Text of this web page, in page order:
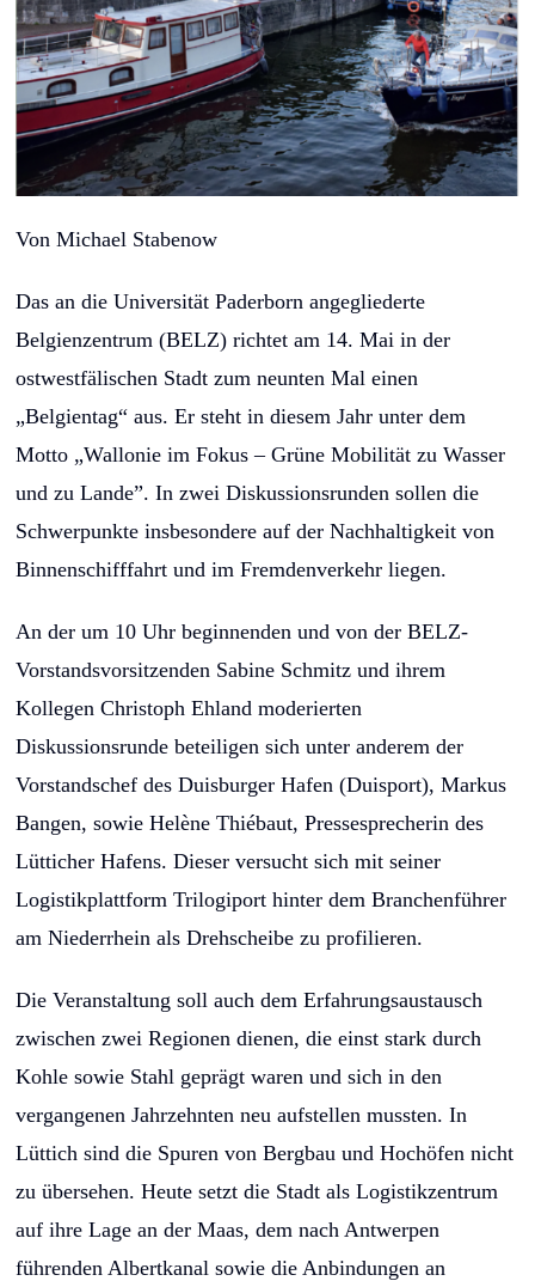
Von Michael Stabenow
Das an die Universität Paderborn angegliederte
Belgienzentrum (BELZ) richtet am 14. Mai in der
ostwestfälischen Stadt zum neunten Mal einen
„Belgientag“ aus. Er steht in diesem Jahr unter dem
Motto „Wallonie im Fokus – Grüne Mobilität zu Wasser
und zu Lande”. In zwei Diskussionsrunden sollen die
Schwerpunkte insbesondere auf der Nachhaltigkeit von
Binnenschifffahrt und im Fremdenverkehr liegen.
An der um 10 Uhr beginnenden und von der BELZ-
Vorstandsvorsitzenden Sabine Schmitz und ihrem
Kollegen Christoph Ehland moderierten
Diskussionsrunde beteiligen sich unter anderem der
Vorstandschef des Duisburger Hafen (Duisport), Markus
Bangen, sowie Helène Thiébaut, Pressesprecherin des
Lütticher Hafens. Dieser versucht sich mit seiner
Logistikplattform Trilogiport hinter dem Branchenführer
am Niederrhein als Drehscheibe zu profilieren.
Die Veranstaltung soll auch dem Erfahrungsaustausch
zwischen zwei Regionen dienen, die einst stark durch
Kohle sowie Stahl geprägt waren und sich in den
vergangenen Jahrzehnten neu aufstellen mussten. In
Lüttich sind die Spuren von Bergbau und Hochöfen nicht
zu übersehen. Heute setzt die Stadt als Logistikzentrum
auf ihre Lage an der Maas, dem nach Antwerpen
führenden Albertkanal sowie die Anbindungen an